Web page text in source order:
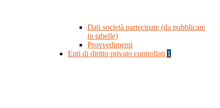
Dati società partecipate (da pubblicare
in tabelle)
Provvedimenti
Enti di diritto privato controllati 1